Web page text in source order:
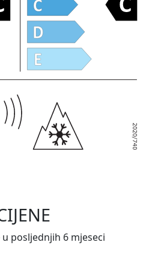
u posljednjih 6 mjeseci